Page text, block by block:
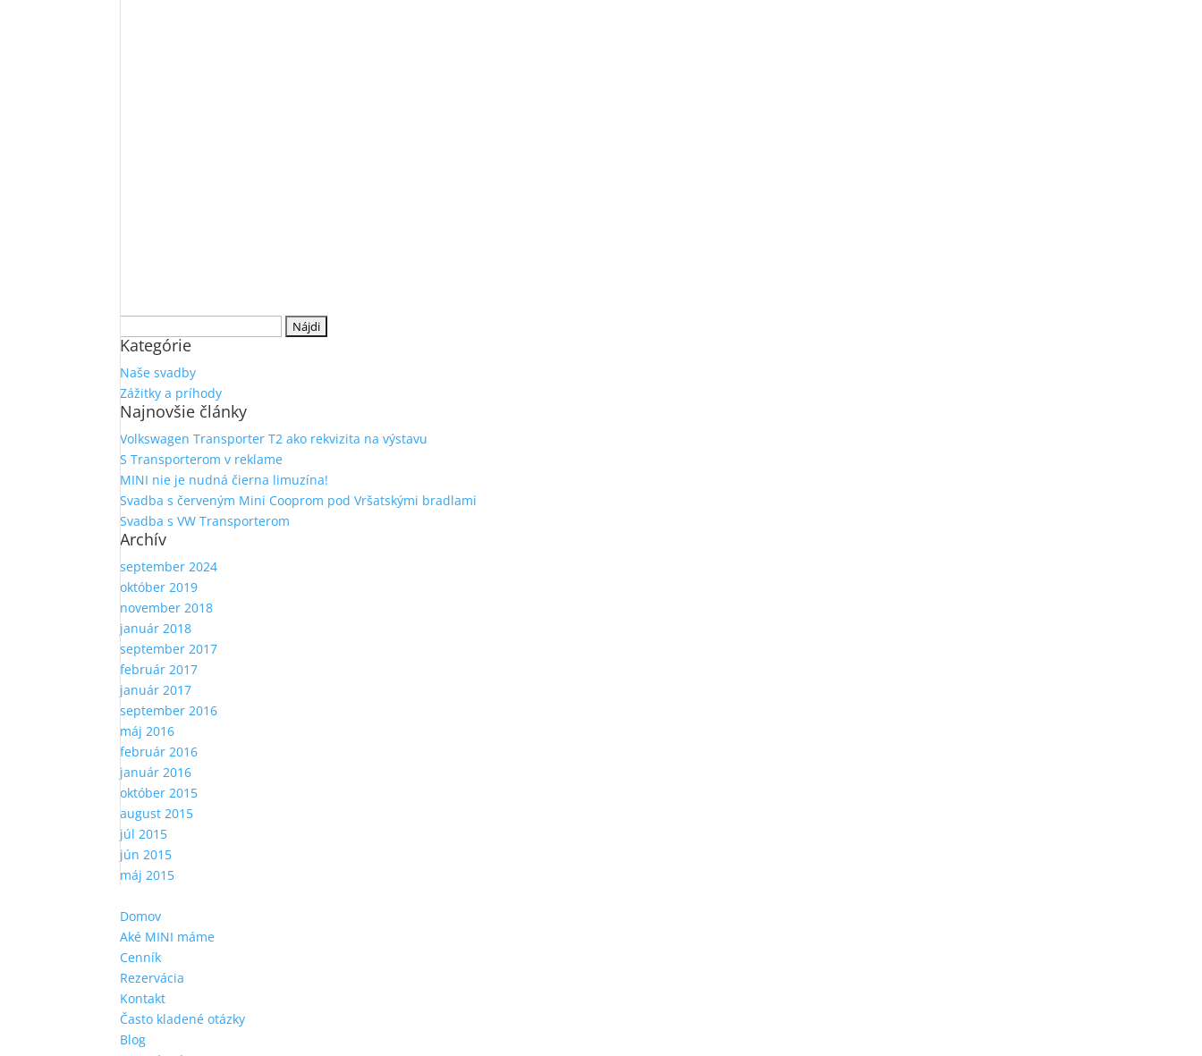
Kategórie
Naše svadby
Zážitky a príhody
Najnovšie články
Volkswagen Transporter T2 ako rekvizita na výstavu
S Transporterom v reklame
MINI nie je nudná čierna limuzína!
Svadba s červeným Mini Cooprom pod Vršatskými bradlami
Svadba s VW Transporterom
Archív
september 2024
október 2019
november 2018
január 2018
september 2017
február 2017
január 2017
september 2016
máj 2016
február 2016
január 2016
október 2015
august 2015
júl 2015
jún 2015
máj 2015
Domov
Aké MINI máme
Cenník
Rezervácia
Kontakt
Často kladené otázky
Blog